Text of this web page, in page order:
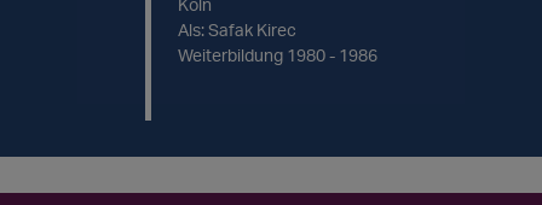
Köln
Als: Safak Kirec
Weiterbildung 1980 - 1986